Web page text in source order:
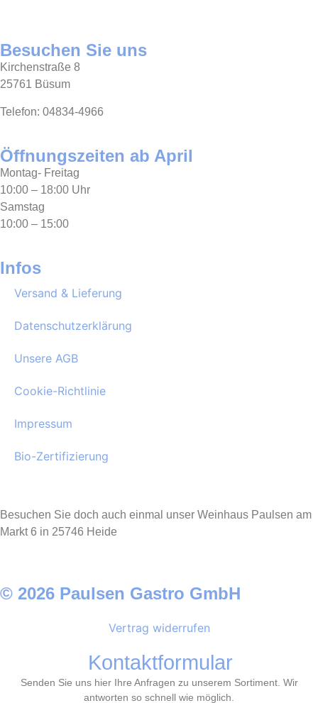
Besuchen Sie uns
Kirchenstraße 8
25761 Büsum
Telefon: 04834-4966
Öffnungszeiten ab April
Montag- Freitag
10:00 – 18:00 Uhr
Samstag
10:00 – 15:00
Infos
Versand & Lieferung
Datenschutzerklärung
Unsere AGB
Cookie-Richtlinie
Impressum
Bio-Zertifizierung
Besuchen Sie doch auch einmal unser Weinhaus Paulsen am
Markt 6 in 25746 Heide
© 2026 Paulsen Gastro GmbH
Vertrag widerrufen
Kontaktformular
Senden Sie uns hier Ihre Anfragen zu unserem Sortiment. Wir
antworten so schnell wie möglich.